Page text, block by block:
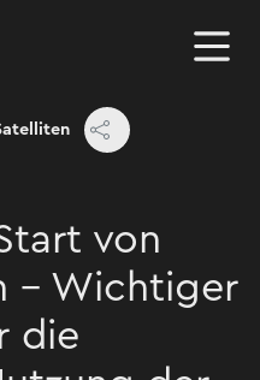
von
- Wichtiger
die